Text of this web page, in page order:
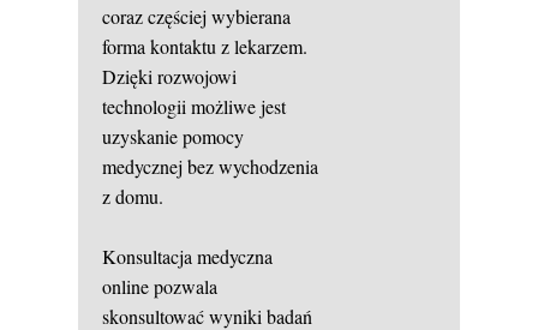
coraz częściej wybierana
forma kontaktu z lekarzem.
Dzięki rozwojowi
technologii możliwe jest
uzyskanie pomocy
medycznej bez wychodzenia
z domu.
Konsultacja medyczna
online pozwala
skonsultować wyniki badań